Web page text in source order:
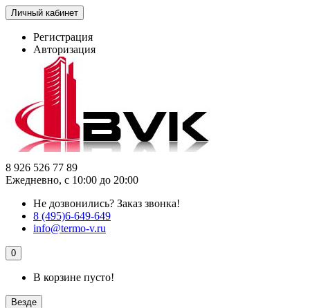
Личный кабинет
Регистрация
Авторизация
8 926 526 77 89
Ежедневно, с 10:00 до 20:00
Не дозвонились? Заказ звонка!
8 (495)6-649-649
info@termo-v.ru
0
В корзине пусто!
Везде